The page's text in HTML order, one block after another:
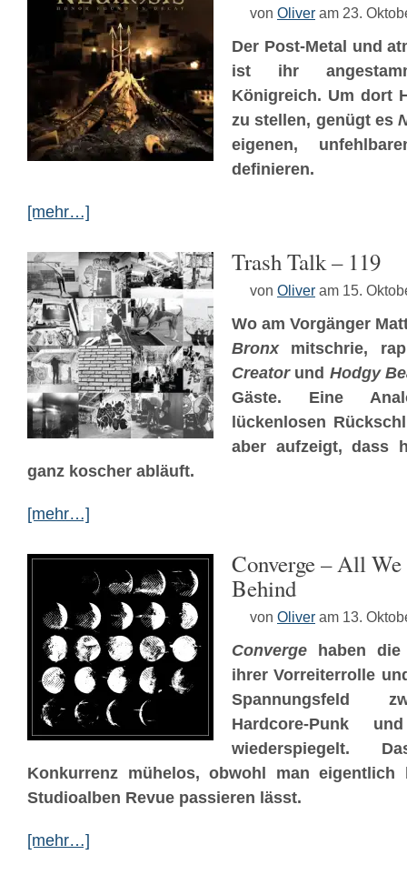
von Oliver am 23.
Der Post-Metal und
ist ihr
Königreich. Um dort
zu stellen, genügt es
eigenen,
definieren.
[mehr…]
Trash Talk – 119
von Oliver am 15.
Wo am Vorgänger
Bronxmitschrie,
Creatorund Hodgy
Gäste. Eine
lückenlosen
aber aufzeigt, dass
ganz koscher abläuft.
[mehr…]
Converge – All
Behind
von Oliver am 13.
Converge haben die
ihrer Vorreiterrolle
Spannungsfeld
Hardcore-Punk
wiederspiegelt.
Konkurrenz mühelos, obwohl man
Studioalben Revue passieren lässt.
[mehr…]